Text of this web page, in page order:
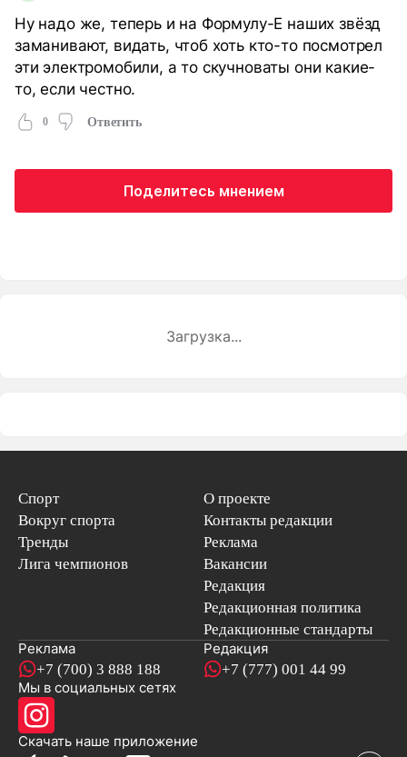
Ну надо же, теперь и на Формулу-Е наших звёзд
заманивают, видать, чтоб хоть кто-то посмотрел
эти электромобили, а то скучноваты они какие-
то, если честно.
0 Ответить
Поделитесь мнением
Загрузка...
Спорт
Вокруг спорта
Тренды
Лига чемпионов
О проекте
Контакты редакции
Реклама
Вакансии
Редакция
Редакционная политика
Редакционные стандарты
Реклама
+7 (700) 3 888 188
Редакция
+7 (777) 001 44 99
Мы в социальных сетях
Скачать наше приложениеновостей